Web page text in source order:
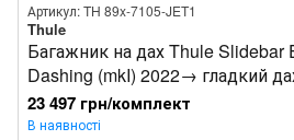
Артикул: TH 89x-7105-JET1
Thule
Багажник на дах Thule Slidebar
Dashing (mkI) 2022→ гладкий
23 497 грн/комплект
В наявності